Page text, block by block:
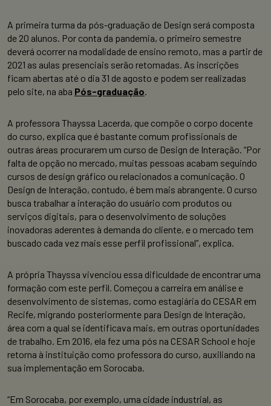
A primeira turma da pós-graduação de Design será composta
de 20 alunos. Por conta da pandemia, o primeiro semestre
deverá ocorrer na modalidade de ensino remoto, mas a partir de
2021 as aulas presenciais serão retomadas. As inscrições
ficam abertas até o dia 31 de agosto e podem ser realizadas
pelo site, na aba Pós-graduação.
A professora Thayssa Lacerda, que compõe o corpo docente
do curso, explica que é bastante comum profissionais de
outras áreas procurarem um curso de Design de Interação. “Por
falta de opção no mercado, muitas pessoas acabam seguindo
cursos de design gráfico ou relacionados a comunicação. O
Design de Interação, contudo, é bem mais abrangente. O curso
busca trabalhar a interação do usuário com produtos ou
serviços digitais, para o desenvolvimento de soluções
inovadoras aderentes à demanda do cliente, e o mercado tem
buscado cada vez mais esse perfil profissional”, explica.
A própria Thayssa vivenciou essa dificuldade de encontrar uma
formação com este perfil. Começou a carreira em análise e
desenvolvimento de sistemas, como estagiária do CESAR em
Recife, migrando posteriormente para Design de Interação,
área com a qual se identificava mais, em outras oportunidades
de trabalho. Em 2016, ela fez uma pós na CESAR School e hoje
retorna à instituição como professora do curso, auxiliando na
sua implementação em Sorocaba.
“Em Sorocaba, por exemplo, uma cidade industrial, as